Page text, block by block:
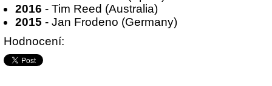
2016 - Tim Reed (Australia)
2015 - Jan Frodeno (Germany)
Hodnocení: